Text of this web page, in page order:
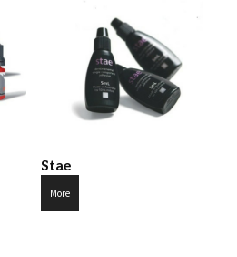
Stae
More